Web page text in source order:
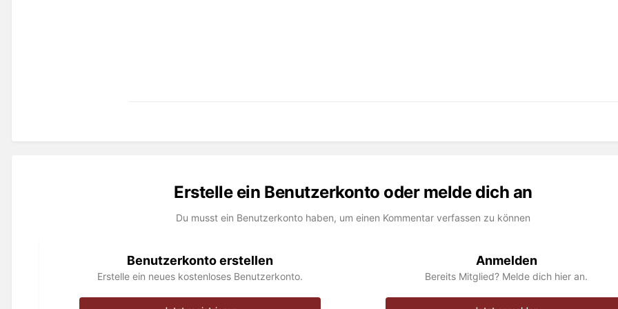
Erstelle ein Benutzerkonto oder melde dich an
Du musst ein Benutzerkonto haben, um einen Kommentar verfassen zu können
Benutzerkonto erstellen
Erstelle ein neues kostenloses Benutzerkonto.
Anmelden
Bereits Mitglied? Melde dich hier an.